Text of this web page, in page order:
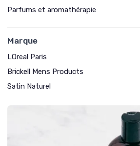
Parfums et aromathérapie
Marque
LOreal Paris
Brickell Mens Products
Satin Naturel